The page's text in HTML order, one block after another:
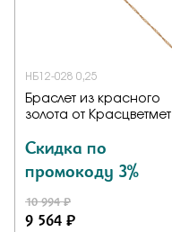
НБ12-028 0,25
Браслет из красного
золота от Красцветмет
Скидка по
промокоду 3%
10 994 ₽
9 564 ₽